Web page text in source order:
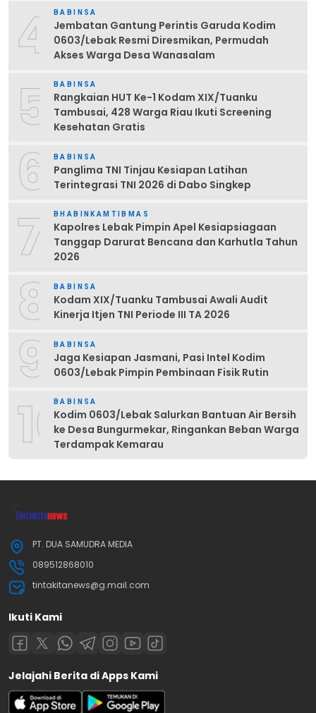
4 BABINSA
Jembatan Gantung Perintis Garuda Kodim
0603/Lebak Resmi Diresmikan, Permudah
Akses Warga Desa Wanasalam
5 BABINSA
Rangkaian HUT Ke-1 Kodam XIX/Tuanku
Tambusai, 428 Warga Riau Ikuti Screening
Kesehatan Gratis
6 BABINSA
Panglima TNI Tinjau Kesiapan Latihan
Terintegrasi TNI 2026 di Dabo Singkep
7 BHABINKAMTIBMAS
Kapolres Lebak Pimpin Apel Kesiapsiagaan
Tanggap Darurat Bencana dan Karhutla Tahun
2026
8 BABINSA
Kodam XIX/Tuanku Tambusai Awali Audit
Kinerja Itjen TNI Periode III TA 2026
9 BABINSA
Jaga Kesiapan Jasmani, Pasi Intel Kodim
0603/Lebak Pimpin Pembinaan Fisik Rutin
10BABINSA
Kodim 0603/Lebak Salurkan Bantuan Air Bersih
ke Desa Bungurmekar, Ringankan Beban Warga
Terdampak Kemarau
PT. DUA SAMUDRA MEDIA
089512868010
tintakitanews@g.mail.com
Ikuti Kami
Jelajahi Berita di Apps Kami